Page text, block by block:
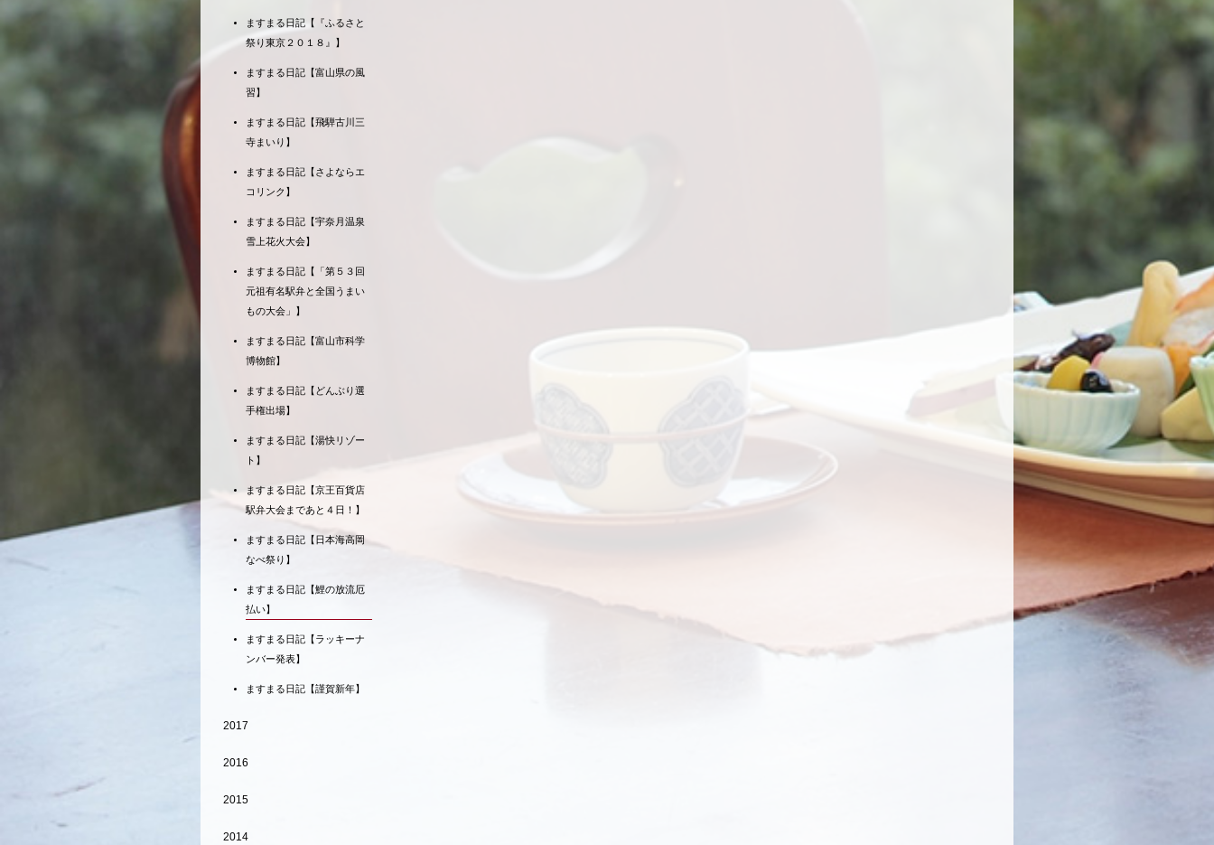
ますまる日記【『ふるさと
祭り東京２０１８』】
ますまる日記【富山県の風
習】
ますまる日記【飛騨古川三
寺まいり】
ますまる日記【さよならエ
コリンク】
ますまる日記【宇奈月温泉
雪上花火大会】
ますまる日記【「第５３回
元祖有名駅弁と全国うまい
もの大会」】
ますまる日記【富山市科学
博物館】
ますまる日記【どんぶり選
手権出場】
ますまる日記【湯快リゾー
ト】
ますまる日記【京王百貨店
駅弁大会まであと４日！】
ますまる日記【日本海高岡
なべ祭り】
ますまる日記【鯉の放流厄
払い】
ますまる日記【ラッキーナ
ンバー発表】
ますまる日記【謹賀新年】
2017
2016
2015
2014